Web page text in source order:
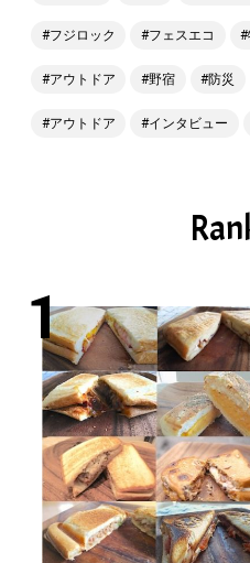
フジロック フェスエコ
アウトドア 野宿 防災
アウトドア インタビュー